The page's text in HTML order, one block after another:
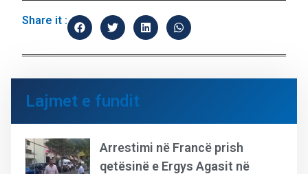
Share it :
Lajmet e fundit
Arrestimi në Francë prish
qetësinë e Ergys Agasit në